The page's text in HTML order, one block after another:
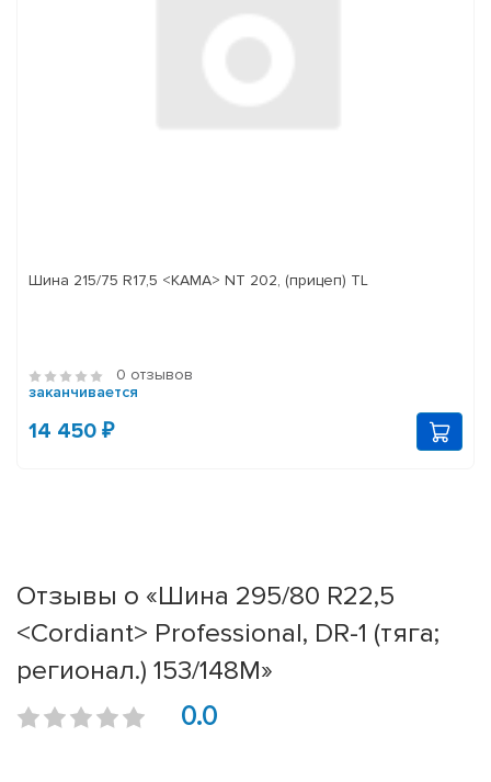
Шина 215/75 R17,5 <КАМА> NT 202, (прицеп) TL
0 отзывов
заканчивается
14 450 ₽
Отзывы о «Шина 295/80 R22,5
<Cordiant> Professional, DR-1 (тяга;
регионал.) 153/148M»
0.0